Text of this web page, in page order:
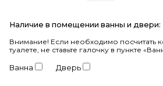
Наличие в помещении ванны и двери:
Внимание! Если необходимо посчитать
туалете, не ставьте галочку в пункте
Ванна Дверь